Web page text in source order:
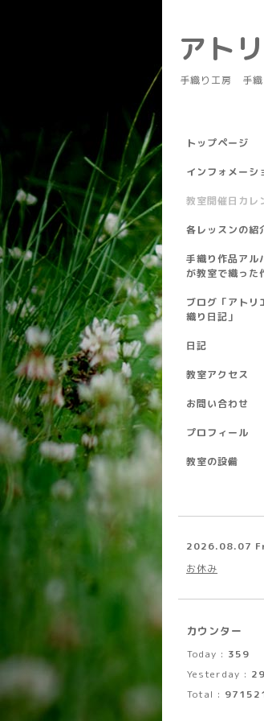
アト
手織り工房 手
トップページ
インフォメーシ
教室開催日カレ
各レッスンの紹
手織り作品ア
が教室で織った
ブログ「アト
織り日記」
日記
教室アクセス
お問い合わせ
プロフィール
教室の設備
2026.08.07
お休み
カウンター
Today : 359
Yesterday :
Total :